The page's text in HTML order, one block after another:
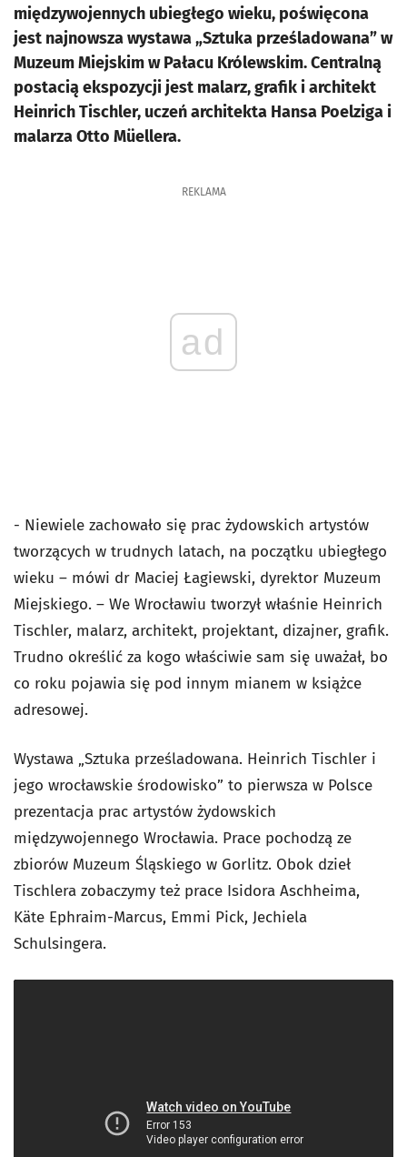
międzywojennych ubiegłego wieku, poświęcona
jest najnowsza wystawa „Sztuka prześladowana” w
Muzeum Miejskim w Pałacu Królewskim. Centralną
postacią ekspozycji jest malarz, grafik i architekt
Heinrich Tischler, uczeń architekta Hansa Poelziga i
malarza Otto Müellera.
REKLAMA
ad
- Niewiele zachowało się prac żydowskich artystów
tworzących w trudnych latach, na początku ubiegłego
wieku – mówi dr Maciej Łagiewski, dyrektor Muzeum
Miejskiego. – We Wrocławiu tworzył właśnie Heinrich
Tischler, malarz, architekt, projektant, dizajner, grafik.
Trudno określić za kogo właściwie sam się uważał, bo
co roku pojawia się pod innym mianem w książce
adresowej.
Wystawa „Sztuka prześladowana. Heinrich Tischler i
jego wrocławskie środowisko” to pierwsza w Polsce
prezentacja prac artystów żydowskich
międzywojennego Wrocławia. Prace pochodzą ze
zbiorów Muzeum Śląskiego w Gorlitz. Obok dzieł
Tischlera zobaczymy też prace Isidora Aschheima,
Käte Ephraim-Marcus, Emmi Pick, Jechiela
Schulsingera.